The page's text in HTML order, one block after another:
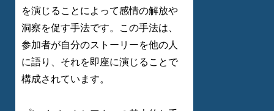
を演じることによって感情の解放や
洞察を促す手法です。この手法は、
参加者が自分のストーリーを他の人
に語り、それを即座に演じることで
構成されています。